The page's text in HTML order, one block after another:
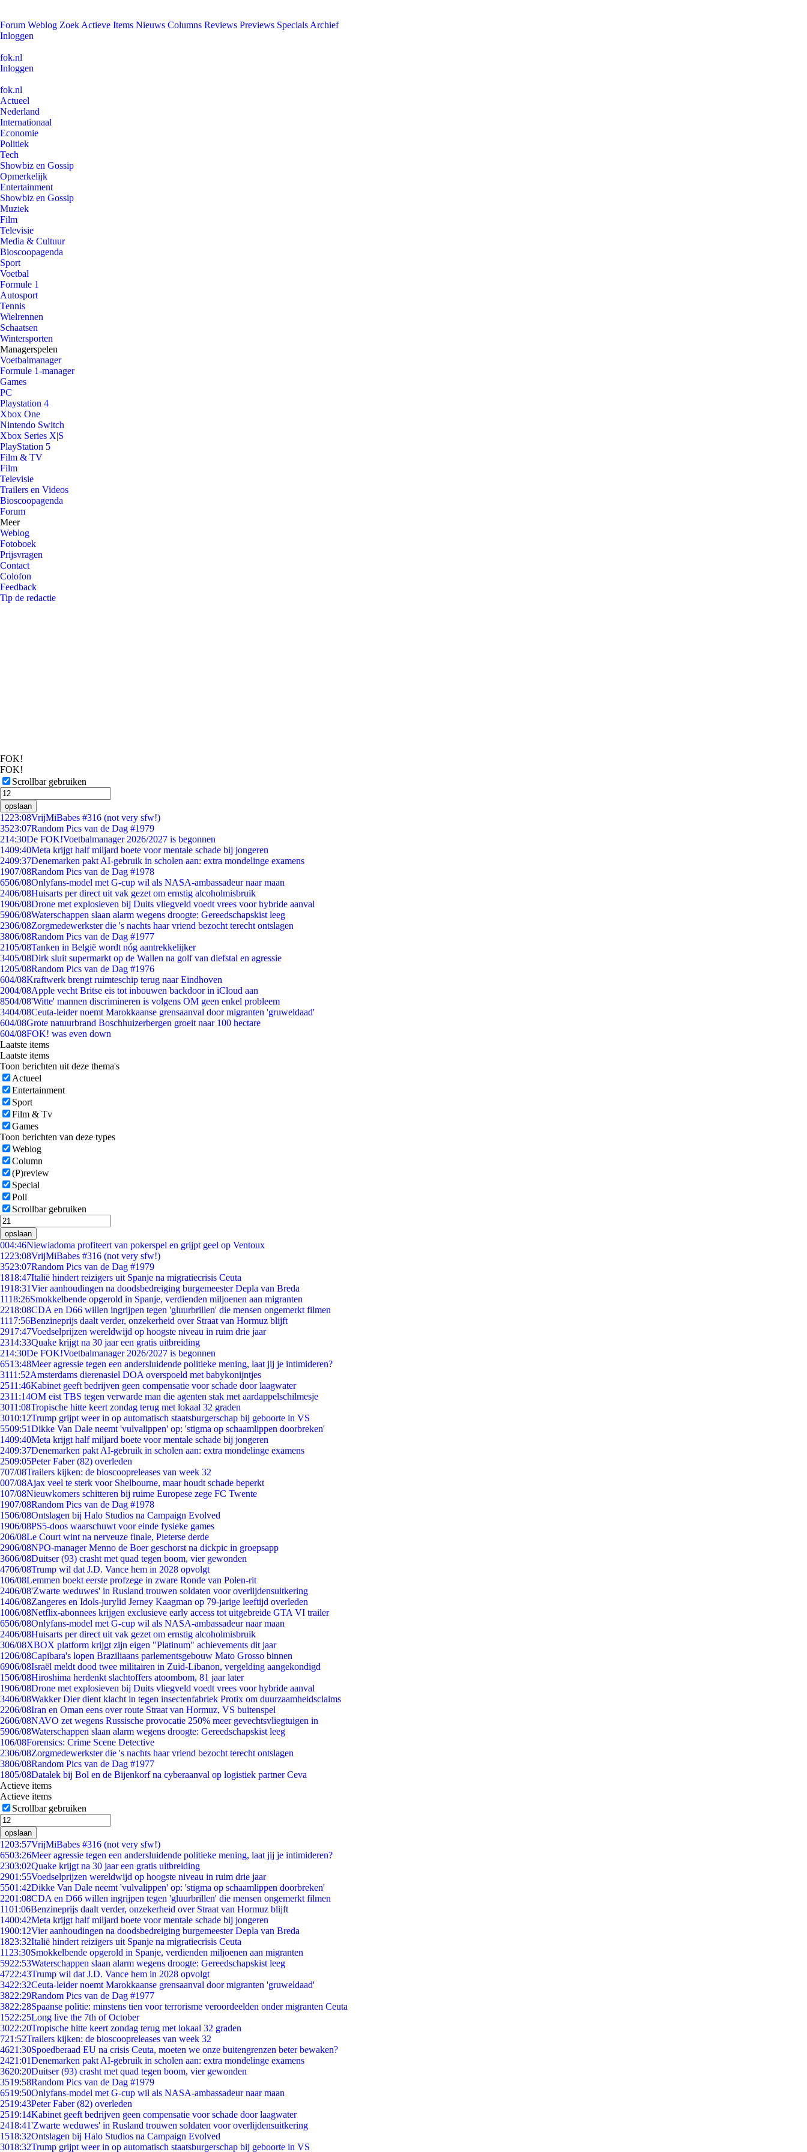
Forum Weblog Zoek Actieve Items Nieuws Columns Reviews Previews Specials Archief
Inloggen
fok.nl
Inloggen
fok.nl
Actueel
Nederland
Internationaal
Economie
Politiek
Tech
Showbiz en Gossip
Opmerkelijk
Entertainment
Showbiz en Gossip
Muziek
Film
Televisie
Media & Cultuur
Bioscoopagenda
Sport
Voetbal
Formule 1
Autosport
Tennis
Wielrennen
Schaatsen
Wintersporten
Managerspelen
Voetbalmanager
Formule 1-manager
Games
PC
Playstation 4
Xbox One
Nintendo Switch
Xbox Series X|S
PlayStation 5
Film & TV
Film
Televisie
Trailers en Videos
Bioscoopagenda
Forum
Meer
Weblog
Fotoboek
Prijsvragen
Contact
Colofon
Feedback
Tip de redactie
FOK!
FOK!
Scrollbar gebruiken
opslaan
1223:08VrijMiBabes #316 (not very sfw!)
3523:07Random Pics van de Dag #1979
214:30De FOK!Voetbalmanager 2026/2027 is begonnen
1409:40Meta krijgt half miljard boete voor mentale schade bij jongeren
2409:37Denemarken pakt AI-gebruik in scholen aan: extra mondelinge examens
1907/08Random Pics van de Dag #1978
6506/08Onlyfans-model met G-cup wil als NASA-ambassadeur naar maan
2406/08Huisarts per direct uit vak gezet om ernstig alcoholmisbruik
1906/08Drone met explosieven bij Duits vliegveld voedt vrees voor hybride aanval
5906/08Waterschappen slaan alarm wegens droogte: Gereedschapskist leeg
2306/08Zorgmedewerkster die 's nachts haar vriend bezocht terecht ontslagen
3806/08Random Pics van de Dag #1977
2105/08Tanken in België wordt nóg aantrekkelijker
3405/08Dirk sluit supermarkt op de Wallen na golf van diefstal en agressie
1205/08Random Pics van de Dag #1976
604/08Kraftwerk brengt ruimteschip terug naar Eindhoven
2004/08Apple vecht Britse eis tot inbouwen backdoor in iCloud aan
8504/08'Witte' mannen discrimineren is volgens OM geen enkel probleem
3404/08Ceuta-leider noemt Marokkaanse grensaanval door migranten 'gruweldaad'
604/08Grote natuurbrand Boschhuizerbergen groeit naar 100 hectare
604/08FOK! was even down
Laatste items
Laatste items
Toon berichten uit deze thema's
Actueel
Entertainment
Sport
Film & Tv
Games
Toon berichten van deze types
Weblog
Column
(P)review
Special
Poll
Scrollbar gebruiken
opslaan
004:46Niewiadoma profiteert van pokerspel en grijpt geel op Ventoux
1223:08VrijMiBabes #316 (not very sfw!)
3523:07Random Pics van de Dag #1979
1818:47Italië hindert reizigers uit Spanje na migratiecrisis Ceuta
1918:31Vier aanhoudingen na doodsbedreiging burgemeester Depla van Breda
1118:26Smokkelbende opgerold in Spanje, verdienden miljoenen aan migranten
2218:08CDA en D66 willen ingrijpen tegen 'gluurbrillen' die mensen ongemerkt filmen
1117:56Benzineprijs daalt verder, onzekerheid over Straat van Hormuz blijft
2917:47Voedselprijzen wereldwijd op hoogste niveau in ruim drie jaar
2314:33Quake krijgt na 30 jaar een gratis uitbreiding
214:30De FOK!Voetbalmanager 2026/2027 is begonnen
6513:48Meer agressie tegen een andersluidende politieke mening, laat jij je intimideren?
3111:52Amsterdams dierenasiel DOA overspoeld met babykonijntjes
2511:46Kabinet geeft bedrijven geen compensatie voor schade door laagwater
2311:14OM eist TBS tegen verwarde man die agenten stak met aardappelschilmesje
3011:08Tropische hitte keert zondag terug met lokaal 32 graden
3010:12Trump grijpt weer in op automatisch staatsburgerschap bij geboorte in VS
5509:51Dikke Van Dale neemt 'vulvalippen' op: 'stigma op schaamlippen doorbreken'
1409:40Meta krijgt half miljard boete voor mentale schade bij jongeren
2409:37Denemarken pakt AI-gebruik in scholen aan: extra mondelinge examens
2509:05Peter Faber (82) overleden
707/08Trailers kijken: de bioscoopreleases van week 32
007/08Ajax veel te sterk voor Shelbourne, maar houdt schade beperkt
107/08Nieuwkomers schitteren bij ruime Europese zege FC Twente
1907/08Random Pics van de Dag #1978
1506/08Ontslagen bij Halo Studios na Campaign Evolved
1906/08PS5-doos waarschuwt voor einde fysieke games
206/08Le Court wint na nerveuze finale, Pieterse derde
2906/08NPO-manager Menno de Boer geschorst na dickpic in groepsapp
3606/08Duitser (93) crasht met quad tegen boom, vier gewonden
4706/08Trump wil dat J.D. Vance hem in 2028 opvolgt
106/08Lemmen boekt eerste profzege in zware Ronde van Polen-rit
2406/08'Zwarte weduwes' in Rusland trouwen soldaten voor overlijdensuitkering
1406/08Zangeres en Idols-jurylid Jerney Kaagman op 79-jarige leeftijd overleden
1006/08Netflix-abonnees krijgen exclusieve early access tot uitgebreide GTA VI trailer
6506/08Onlyfans-model met G-cup wil als NASA-ambassadeur naar maan
2406/08Huisarts per direct uit vak gezet om ernstig alcoholmisbruik
306/08XBOX platform krijgt zijn eigen "Platinum" achievements dit jaar
1206/08Capibara's lopen Braziliaans parlementsgebouw Mato Grosso binnen
6906/08Israël meldt dood twee militairen in Zuid-Libanon, vergelding aangekondigd
1506/08Hiroshima herdenkt slachtoffers atoombom, 81 jaar later
1906/08Drone met explosieven bij Duits vliegveld voedt vrees voor hybride aanval
3406/08Wakker Dier dient klacht in tegen insectenfabriek Protix om duurzaamheidsclaims
2206/08Iran en Oman eens over route Straat van Hormuz, VS buitenspel
2606/08NAVO zet wegens Russische provocatie 250% meer gevechtsvliegtuigen in
5906/08Waterschappen slaan alarm wegens droogte: Gereedschapskist leeg
106/08Forensics: Crime Scene Detective
2306/08Zorgmedewerkster die 's nachts haar vriend bezocht terecht ontslagen
3806/08Random Pics van de Dag #1977
1805/08Datalek bij Bol en de Bijenkorf na cyberaanval op logistiek partner Ceva
Actieve items
Actieve items
Scrollbar gebruiken
opslaan
1203:57VrijMiBabes #316 (not very sfw!)
6503:26Meer agressie tegen een andersluidende politieke mening, laat jij je intimideren?
2303:02Quake krijgt na 30 jaar een gratis uitbreiding
2901:55Voedselprijzen wereldwijd op hoogste niveau in ruim drie jaar
5501:42Dikke Van Dale neemt 'vulvalippen' op: 'stigma op schaamlippen doorbreken'
2201:08CDA en D66 willen ingrijpen tegen 'gluurbrillen' die mensen ongemerkt filmen
1101:06Benzineprijs daalt verder, onzekerheid over Straat van Hormuz blijft
1400:42Meta krijgt half miljard boete voor mentale schade bij jongeren
1900:12Vier aanhoudingen na doodsbedreiging burgemeester Depla van Breda
1823:32Italië hindert reizigers uit Spanje na migratiecrisis Ceuta
11 23:30Smokkelbende opgerold in Spanje, verdienden miljoenen aan migranten
5922:53Waterschappen slaan alarm wegens droogte: Gereedschapskist leeg
4722:43Trump wil dat J.D. Vance hem in 2028 opvolgt
3422:32Ceuta-leider noemt Marokkaanse grensaanval door migranten 'gruweldaad'
3822:29Random Pics van de Dag #1977
3822:28Spaanse politie: minstens tien voor terrorisme veroordeelden onder migranten Ceuta
1522:25Long live the 7th of October
3022:20Tropische hitte keert zondag terug met lokaal 32 graden
721:52Trailers kijken: de bioscoopreleases van week 32
4621:30Spoedberaad EU na crisis Ceuta, moeten we onze buitengrenzen beter bewaken?
2421:01Denemarken pakt AI-gebruik in scholen aan: extra mondelinge examens
3620:20Duitser (93) crasht met quad tegen boom, vier gewonden
3519:58Random Pics van de Dag #1979
6519:50Onlyfans-model met G-cup wil als NASA-ambassadeur naar maan
2519:43Peter Faber (82) overleden
2519:14Kabinet geeft bedrijven geen compensatie voor schade door laagwater
2418:41'Zwarte weduwes' in Rusland trouwen soldaten voor overlijdensuitkering
1518:32Ontslagen bij Halo Studios na Campaign Evolved
3018:32Trump grijpt weer in op automatisch staatsburgerschap bij geboorte in VS